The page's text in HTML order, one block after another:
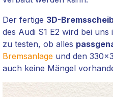
Der fertige 3D-
des Audi S1 E2 wird bei
zu testen, ob alles
Bremsanlage und den
auch keine Mängel